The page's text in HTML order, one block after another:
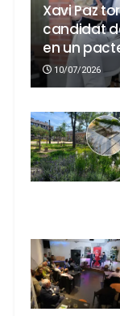
Xavi Paz
candidat
en un
10/07/2026